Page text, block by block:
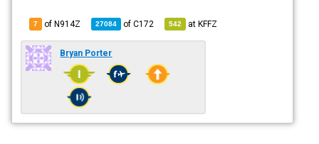
7 of N914Z 27084 ofC172 542 atKFFZ
Bryan Porter